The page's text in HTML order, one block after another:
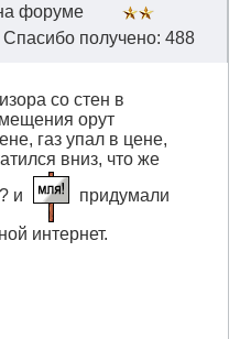
форуме
Спасибо получено: 488
со стен в
орут
газ упал в цене,
вниз, что же
и
придумали
интернет.